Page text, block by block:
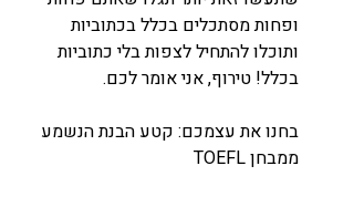
ופחות מסתכלים בכלל בכתוביות
ותוכלו להתחיל לצפות בלי כתוביות
בכלל! טירוף, אני אומר לכם.
בחנו את עצמכם: קטע הבנת הנשמע
ממבחן TOEFL